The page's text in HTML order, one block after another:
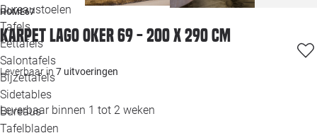
Bureaustoelen
Tafels
Eettafels
Salontafels
Bijzettafels
Sidetables
Bureaus
Tafelbladen
HOME67
Karpet Lago oker 69 - 200 x 290 cm
Leverbaar in 7 uitvoeringen
Leverbaar binnen 1 tot 2 weken